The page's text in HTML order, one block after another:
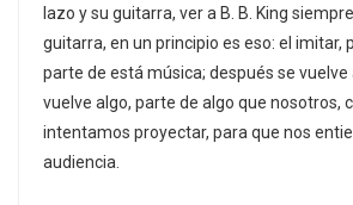
lazo y su guitarra, ver a B. B. King
guitarra, en un principio es eso: el imitar,
parte de está música; después se vuelve
vuelve algo, parte de algo que nosotros,
intentamos proyectar, para que nos
audiencia.